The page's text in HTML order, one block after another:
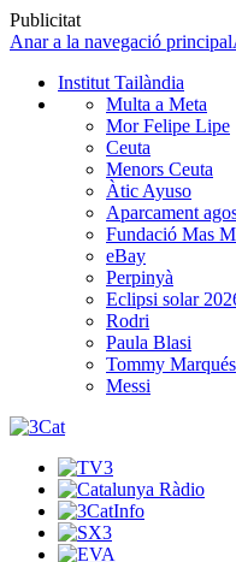
Publicitat
Anar a la navegació principal
Institut Tailàndia
Multa a Meta
Mor Felipe Lipe
Ceuta
Menors Ceuta
Àtic Ayuso
Aparcament
Fundació Mas
eBay
Perpinyà
Eclipsi solar
Rodri
Paula Blasi
Tommy Marqués
Messi